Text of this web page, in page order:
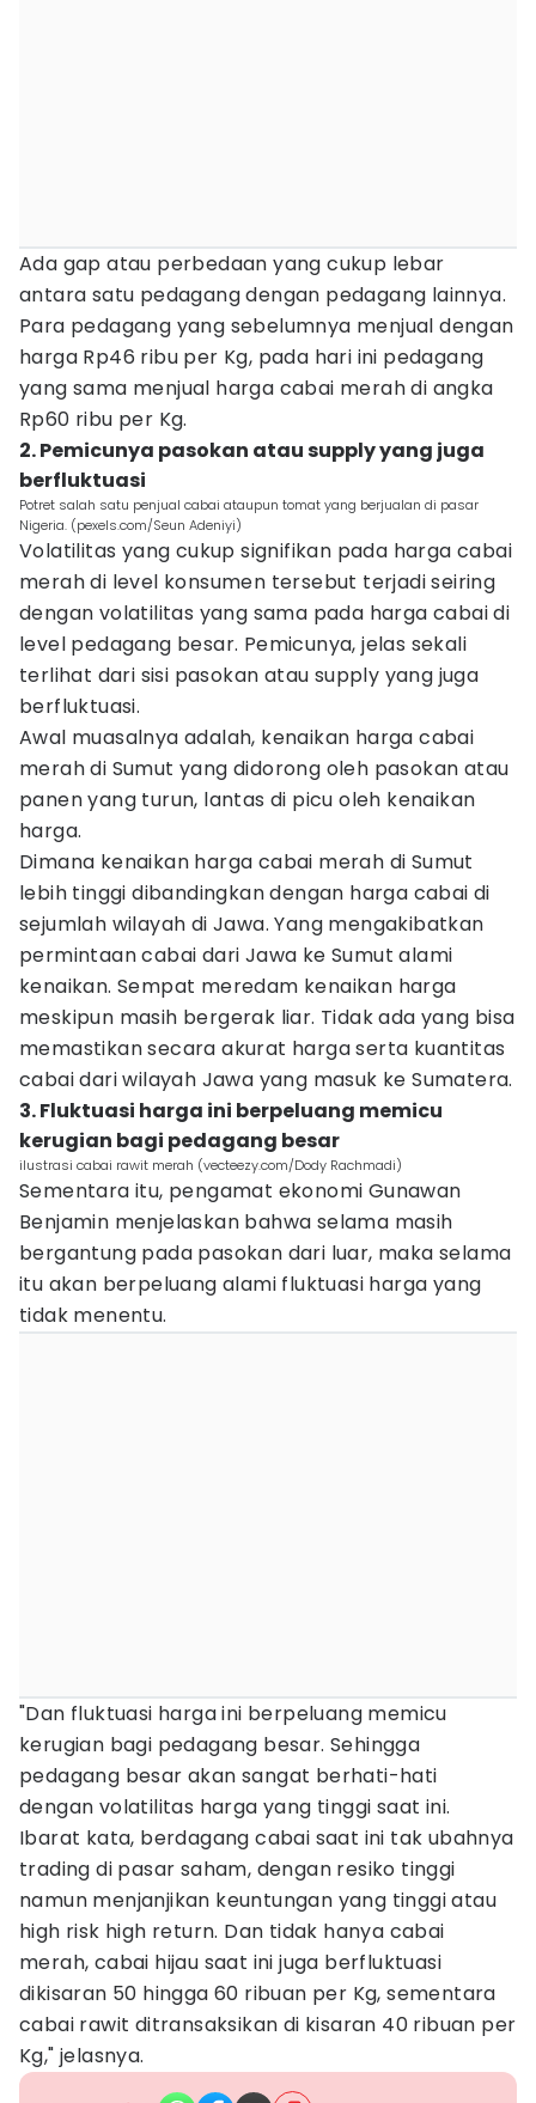
Ada gap atau perbedaan yang cukup lebar
antara satu pedagang dengan pedagang lainnya.
Para pedagang yang sebelumnya menjual dengan
harga Rp46 ribu per Kg, pada hari ini pedagang
yang sama menjual harga cabai merah di angka
Rp60 ribu per Kg.
2. Pemicunya pasokan atau supply yang juga
berfluktuasi
Potret salah satu penjual cabai ataupun tomat yang berjualan di pasar
Nigeria. (pexels.com/Seun Adeniyi)
Volatilitas yang cukup signifikan pada harga cabai
merah di level konsumen tersebut terjadi seiring
dengan volatilitas yang sama pada harga cabai di
level pedagang besar. Pemicunya, jelas sekali
terlihat dari sisi pasokan atau supply yang juga
berfluktuasi.
Awal muasalnya adalah, kenaikan harga cabai
merah di Sumut yang didorong oleh pasokan atau
panen yang turun, lantas di picu oleh kenaikan
harga.
Dimana kenaikan harga cabai merah di Sumut
lebih tinggi dibandingkan dengan harga cabai di
sejumlah wilayah di Jawa. Yang mengakibatkan
permintaan cabai dari Jawa ke Sumut alami
kenaikan. Sempat meredam kenaikan harga
meskipun masih bergerak liar. Tidak ada yang bisa
memastikan secara akurat harga serta kuantitas
cabai dari wilayah Jawa yang masuk ke Sumatera.
3. Fluktuasi harga ini berpeluang memicu
kerugian bagi pedagang besar
ilustrasi cabai rawit merah (vecteezy.com/Dody Rachmadi)
Sementara itu, pengamat ekonomi Gunawan
Benjamin menjelaskan bahwa selama masih
bergantung pada pasokan dari luar, maka selama
itu akan berpeluang alami fluktuasi harga yang
tidak menentu.
"Dan fluktuasi harga ini berpeluang memicu
kerugian bagi pedagang besar. Sehingga
pedagang besar akan sangat berhati-hati
dengan volatilitas harga yang tinggi saat ini.
Ibarat kata, berdagang cabai saat ini tak ubahnya
trading di pasar saham, dengan resiko tinggi
namun menjanjikan keuntungan yang tinggi atau
high risk high return. Dan tidak hanya cabai
merah, cabai hijau saat ini juga berfluktuasi
dikisaran 50 hingga 60 ribuan per Kg, sementara
cabai rawit ditransaksikan di kisaran 40 ribuan per
Kg," jelasnya.